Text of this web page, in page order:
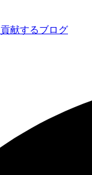
貢献するブログ